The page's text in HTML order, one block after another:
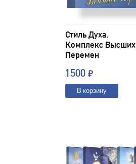
Стиль Духа.
Комплекс Высших
Перемен
1500 ₽
В корзину